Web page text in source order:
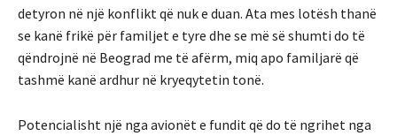
detyron në një konflikt që nuk e duan. Ata mes lotësh thanë
se kanë frikë për familjet e tyre dhe se më së shumti do të
qëndrojnë në Beograd me të afërm, miq apo familjarë që
tashmë kanë ardhur në kryeqytetin tonë.
Potencialisht një nga avionët e fundit që do të ngrihet nga